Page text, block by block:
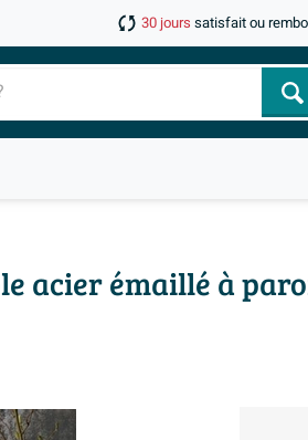
30 jours satisfait ou
acier émaillé à